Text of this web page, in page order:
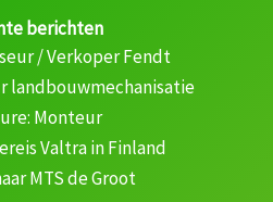
berichten
/ Verkoper Fendt
landbouwmechanisatie
Monteur
Valtra in Finland
MTS de Groot